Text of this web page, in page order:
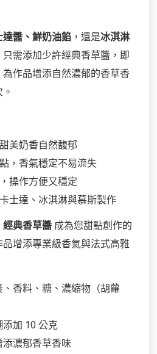
醬、鮮奶油餡 ，還是冰淇淋
需添加少許經典香草醬，即
作品增添自然濃郁的香草香
美奶香自然馥郁
，香氣穩定不易流失
操作方便又穩定
士達、冰淇淋與慕斯製作
典香草醬 成為您甜點創作的
增添專業級香氣與法式高雅
、香料、糖、濃縮物（胡蘿
添加 10 公克
濃郁香草香味